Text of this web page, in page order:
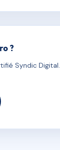
?
Syndic Digital.